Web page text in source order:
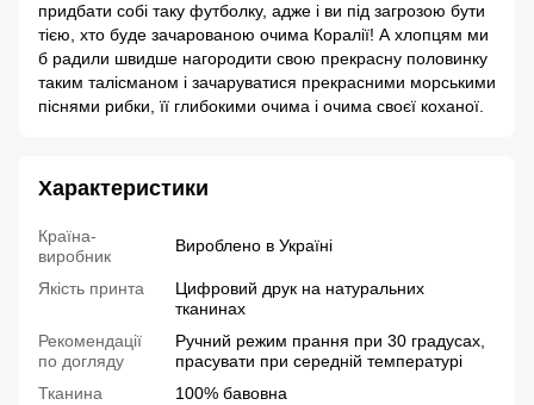
придбати собі таку футболку, адже і ви під загрозою бути
тією, хто буде зачарованою очима Коралії! А хлопцям ми
б радили швидше нагородити свою прекрасну половинку
таким талісманом і зачаруватися прекрасними морськими
піснями рибки, її глибокими очима і очима своєї коханої.
Характеристики
Країна-
виробник
Вироблено в Україні
Якість принта
Цифровий друк на натуральних
тканинах
Рекомендації
по догляду
Ручний режим прання при 30 градусах,
прасувати при середній температурі
Тканина
100% бавовна